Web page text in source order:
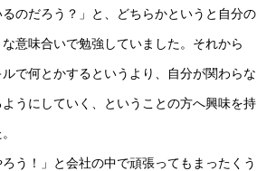
のだろう？」と、どちらかというと自分の
意味合いで勉強していました。それから
で何とかするというより、自分が関わらな
うにしていく、ということの方へ興味を持
う！」と会社の中で頑張ってもまったくう